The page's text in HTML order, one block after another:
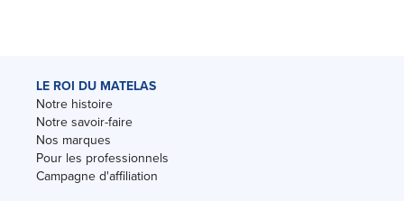
LE ROI DU MATELAS
Notre histoire
Notre savoir-faire
Nos marques
Pour les professionnels
Campagne d'affiliation